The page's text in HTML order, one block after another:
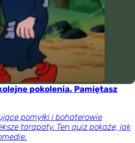
pokolenia. Pamiętasz
pomyłki i bohaterowie
tarapaty. Ten quiz pokaże, jak